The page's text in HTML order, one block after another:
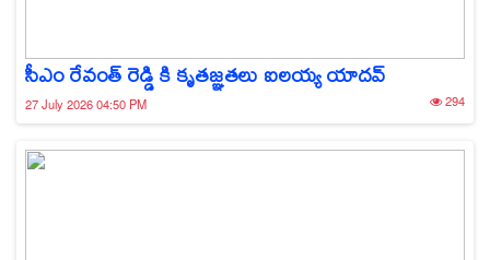
సీఎం రేవంత్ రెడ్డి కి కృతజ్ఞతలు ఐలయ్య యాదవ్
27 July 2026 04:50 PM 294